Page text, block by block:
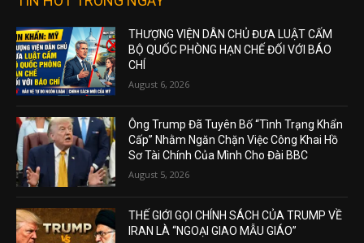
THƯỢNG VIỆN DÂN CHỦ ĐƯA LUẬT CẤM
BỘ QUỐC PHÒNG HẠN CHẾ ĐỐI VỚI BÁO
CHÍ
August 6, 2026
Ông Trump Đã Tuyên Bố “Tình Trạng Khẩn
Cấp” Nhằm Ngăn Chặn Việc Công Khai Hồ
Sơ Tài Chính Của Mình Cho Đài BBC
August 5, 2026
THẾ GIỚI GỌI CHÍNH SÁCH CỦA TRUMP VỀ
IRAN LÀ “NGOẠI GIAO MẪU GIÁO”